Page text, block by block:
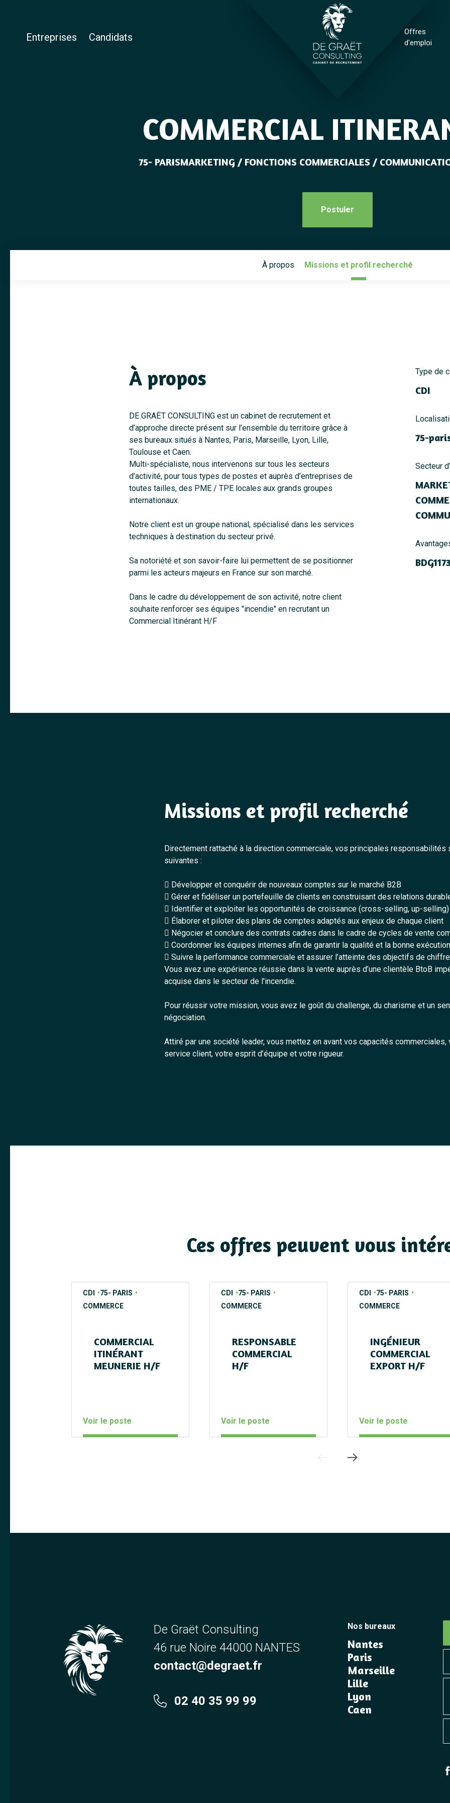
Entreprises Candidats
Offres
d'emploi
COMMERCIAL
75- PARISMARKETING / FONCTIONS COMMERCIALES /
Postuler
À propos Missions et profil recherché
À propos
DE GRAËT CONSULTING est un cabinet de recrutement et
d’approche directe présent sur l’ensemble du territoire grâce à
ses bureaux situés à Nantes, Paris, Marseille, Lyon, Lille,
Toulouse et Caen.
Multi-spécialiste, nous intervenons sur tous les secteurs
d’activité, pour tous types de postes et auprès d’entreprises de
toutes tailles, des PME / TPE locales aux grands groupes
internationaux.
Notre client est un groupe national, spécialisé dans les services
techniques à destination du secteur privé.
Sa notoriété et son savoir-faire lui permettent de se positionner
parmi les acteurs majeurs en France sur son marché.
Dans le cadre du développement de son activité, notre client
souhaite renforcer ses équipes "incendie" en recrutant un
Commercial Itinérant H/F
Type de
CDI
75-
Secteur
Missions et profil recherché
Directement rattaché à la direction commerciale, vos principales responsabilités
suivantes :
 Développer et conquérir de nouveaux comptes sur le marché B2B
 Gérer et fidéliser un portefeuille de clients en construisant des relations
 Identifier et exploiter les opportunités de croissance (cross-selling, up-selling)
 Élaborer et piloter des plans de comptes adaptés aux enjeux de chaque client
 Négocier et conclure des contrats cadres dans le cadre de cycles de vente
 Coordonner les équipes internes afin de garantir la qualité et la bonne
 Suivre la performance commerciale et assurer l’atteinte des objectifs de
Vous avez une expérience réussie dans la vente auprès d’une clientèle BtoB
acquise dans le secteur de l'incendie.
Pour réussir votre mission, vous avez le goût du challenge, du charisme et un
négociation.
Attiré par une société leader, vous mettez en avant vos capacités commerciales,
service client, votre esprit d’équipe et votre rigueur.
Ces offres peuvent vous
contrats
CDI
regions75- PARIS
secteurs
COMMERCE
COMMERCIAL
ITINÉRANT
MEUNERIE H/F
Voir le poste
contrats
CDI
regions75- PARIS
secteurs
COMMERCE
RESPONSABLE
COMMERCIAL
H/F
Voir le poste
contrats
CDI
regions75- PARIS
secteurs
COMMERCE
INGÉNIEUR
COMMERCIAL
EXPORT H/F
Voir le poste
De Graët Consulting
46 rue Noire 44000 NANTES
contact@degraet.fr
02 40 35 99 99
Nos bureaux
Nantes
Paris
Marseille
Lille
Lyon
Caen